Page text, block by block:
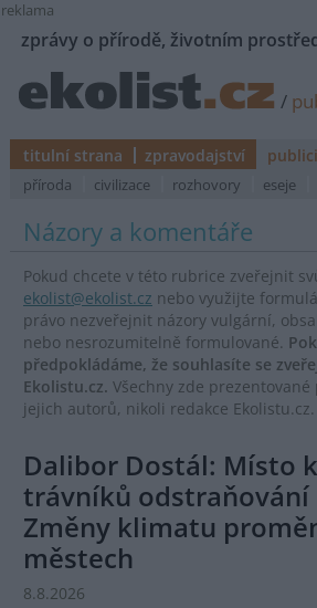
reklama
zprávy o přírodě, životním
/
titulní strana zpravodajství
příroda civilizace rozhovory eseje
Názory a komentáře
Pokud chcete v této rubrice zveřejnit
ekolist@ekolist.cz nebo využijte
právo nezveřejnit názory vulgární,
nebo nesrozumitelně formulované.
předpokládáme, že souhlasíte se
Ekolistu.cz. Všechny zde
jejich autorů, nikoli redakce Ekolistu.cz.
Dalibor Dostál: Místo
trávníků odstraňování
Změny klimatu
městech
8.8.2026